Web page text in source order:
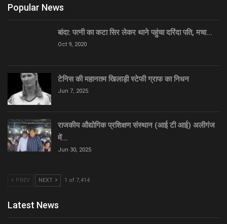
Popular News
बांदा: पत्नी का कटा सिर लेकर थाने पहुंचा दरिंदा पति, मचा…
Oct 9, 2020
टेनिस की महानतम खिलाड़ी स्टेफी ग्राफ का निधन
Jun 7, 2025
राजकीय औद्योगिक प्रशिक्षण संस्थान (आई टी आई) अलीगंज
में…
Jun 30, 2025
PREV NEXT 1 of 7,414
Latest News